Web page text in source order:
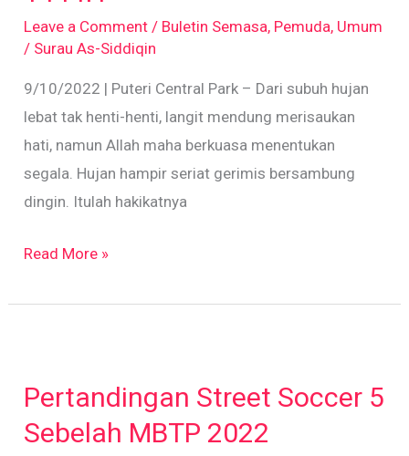
Leave a Comment / Buletin Semasa, Pemuda, Umum
/ Surau As-Siddiqin
9/10/2022 | Puteri Central Park – Dari subuh hujan
lebat tak henti-henti, langit mendung merisaukan
hati, namun Allah maha berkuasa menentukan
segala. Hujan hampir seriat gerimis bersambung
dingin. Itulah hakikatnya
Read More »
Pertandingan Street Soccer 5
Sebelah MBTP 2022
Soccer
5